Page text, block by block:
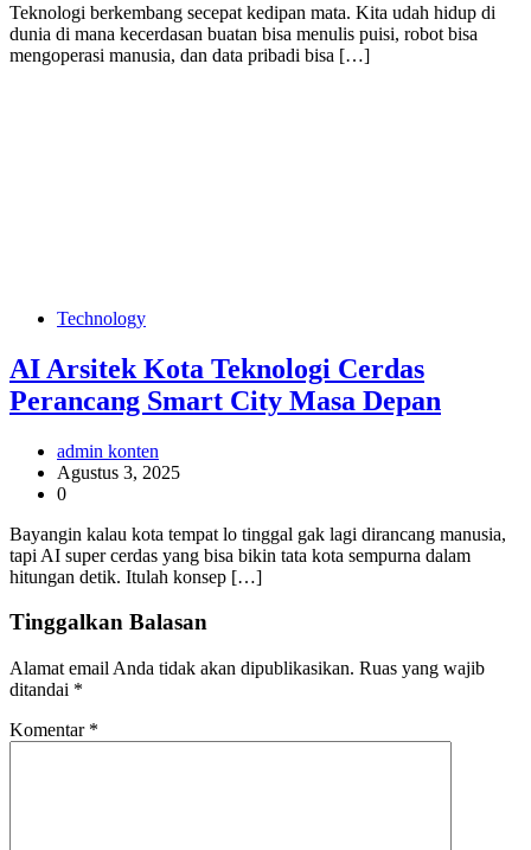
Teknologi berkembang secepat kedipan mata. Kita udah hidup di
dunia di mana kecerdasan buatan bisa menulis puisi, robot bisa
mengoperasi manusia, dan data pribadi bisa […]
Technology
AI Arsitek Kota Teknologi Cerdas
Perancang Smart City Masa Depan
admin konten
Agustus 3, 2025
0
Bayangin kalau kota tempat lo tinggal gak lagi dirancang manusia,
tapi AI super cerdas yang bisa bikin tata kota sempurna dalam
hitungan detik. Itulah konsep […]
Tinggalkan Balasan
Alamat email Anda tidak akan dipublikasikan. Ruas yang wajib
ditandai *
Komentar *